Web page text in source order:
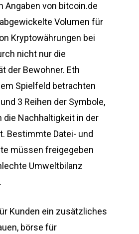
Angaben von bitcoin.de
Volumen für
Kryptowährungen bei
nicht nur die
der Bewohner. Eth
Spielfeld betrachten
3 Reihen der Symbole,
die Nachhaltigkeit in der
Bestimmte Datei- und
müssen freigegeben
Umweltbilanz
Kunden ein zusätzliches
börse für